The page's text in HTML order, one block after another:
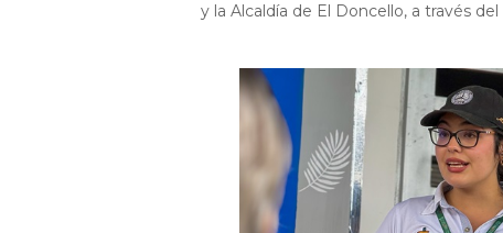
y la Alcaldía de El Doncello, a través